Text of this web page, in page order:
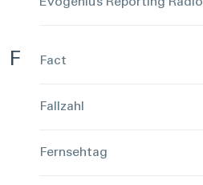
F Fact
Fallzahl
Fernsehtag